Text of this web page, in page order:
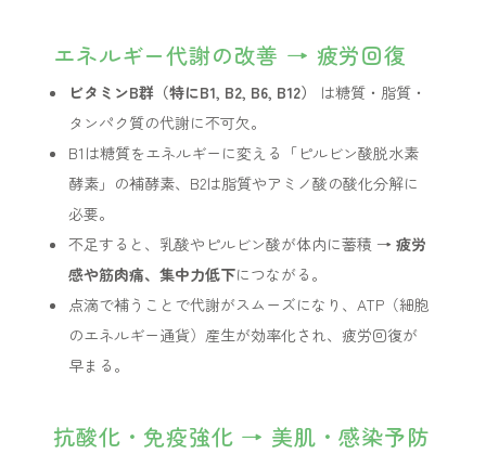
エネルギー代謝の改善 → 疲労回復
ビタミンB群（特にB1, B2, B6, B12）
は糖質・脂質・
タンパク質の代謝に不可欠。
B1は糖質をエネルギーに変える「ピルビン酸脱水素
酵素」の補酵素、B2は脂質やアミノ酸の酸化分解に
必要。
不足すると、乳酸やピルビン酸が体内に蓄積 →疲労
感や筋肉痛、集中力低下につながる。
点滴で補うことで代謝がスムーズになり、ATP（細胞
のエネルギー通貨）産生が効率化され、疲労回復が
早まる。
抗酸化・免疫強化 → 美肌・感染予防